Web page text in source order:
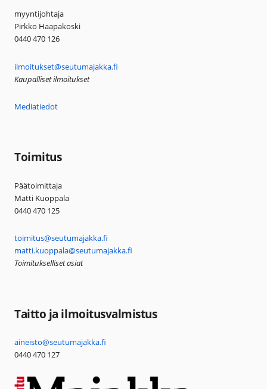
myyntijohtaja
Pirkko Haapakoski
0440 470 126
ilmoitukset@seutumajakka.fi
Kaupalliset ilmoitukset
Mediatiedot
Toimitus
Päätoimittaja
Matti Kuoppala
0440 470 125
toimitus@seutumajakka.fi
matti.kuoppala@seutumajakka.fi
Toimitukselliset asiat
Taitto ja ilmoitusvalmistus
aineisto@seutumajakka.fi
0440 470 127